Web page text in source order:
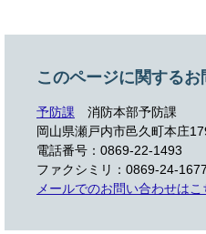
このページに関する
予防課
消防本部予防課
岡山県瀬戸内市邑久町本庄
電話番号：0869-22-1493
ファクシミリ：0869-24-1677
メールでのお問い合わせはこ